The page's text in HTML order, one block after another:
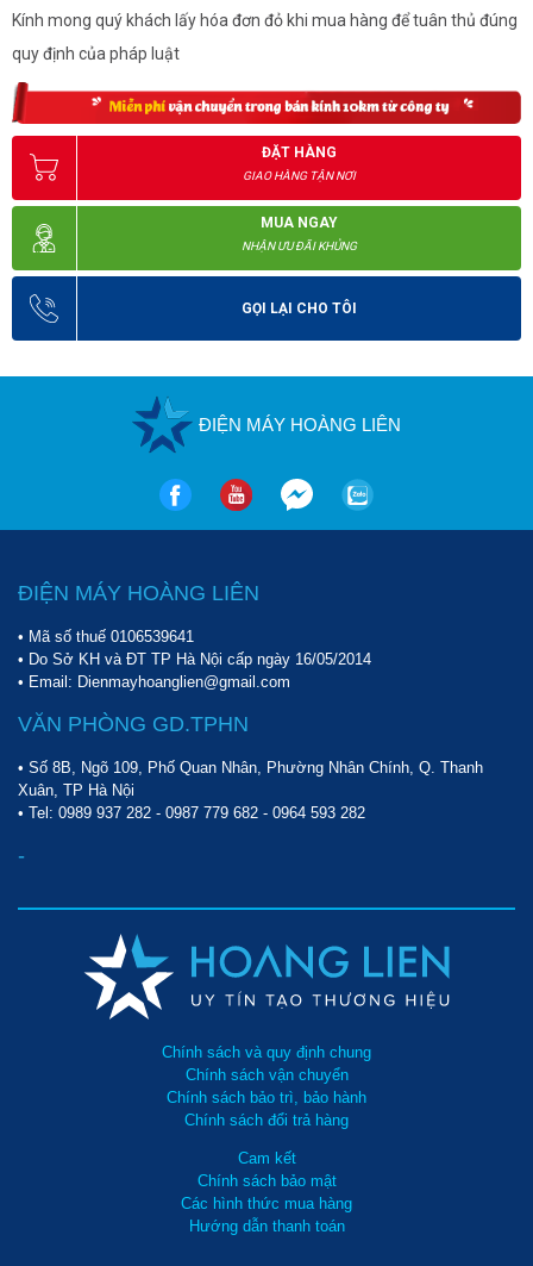
Kính mong quý khách lấy hóa đơn đỏ khi mua hàng để tuân thủ đúng
quy định của pháp luật
ĐẶT HÀNG
GIAO HÀNG TẬN NƠI
MUA NGAY
NHẬN ƯU ĐÃI KHỦNG
GỌI LẠI CHO TÔI
ĐIỆN MÁY HOÀNG LIÊN
ĐIỆN MÁY HOÀNG LIÊN
• Mã số thuế 0106539641
• Do Sở KH và ĐT TP Hà Nội cấp ngày 16/05/2014
• Email: Dienmayhoanglien@gmail.com
VĂN PHÒNG GD.TPHN
• Số 8B, Ngõ 109, Phố Quan Nhân, Phường Nhân Chính, Q. Thanh
Xuân, TP Hà Nội
• Tel: 0989 937 282 - 0987 779 682 - 0964 593 282
-
Chính sách và quy định chung
Chính sách vận chuyển
Chính sách bảo trì, bảo hành
Chính sách đổi trả hàng
Cam kết
Chính sách bảo mật
Các hình thức mua hàng
Hướng dẫn thanh toán